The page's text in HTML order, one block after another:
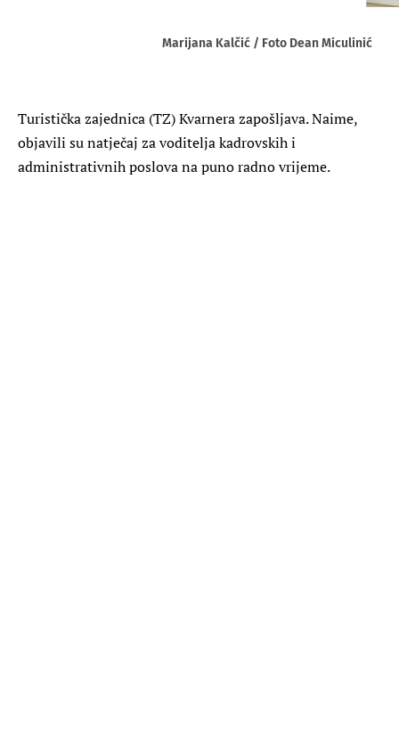
Marijana Kalčić / Foto Dean Miculinić
Turistička zajednica (TZ) Kvarnera zapošljava. Naime,
objavili su natječaj za voditelja kadrovskih i
administrativnih poslova na puno radno vrijeme.